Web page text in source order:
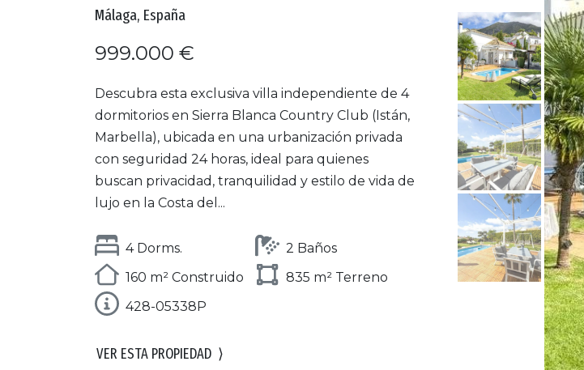
Málaga, España
999.000 €
Descubra esta exclusiva villa independiente de 4
dormitorios en Sierra Blanca Country Club (Istán,
Marbella), ubicada en una urbanización privada
con seguridad 24 horas, ideal para quienes
buscan privacidad, tranquilidad y estilo de vida de
lujo en la Costa del...
4 Dorms.
2 Baños
160 m² Construido
835 m² Terreno
428-05338P
VER ESTA PROPIEDAD ⟩